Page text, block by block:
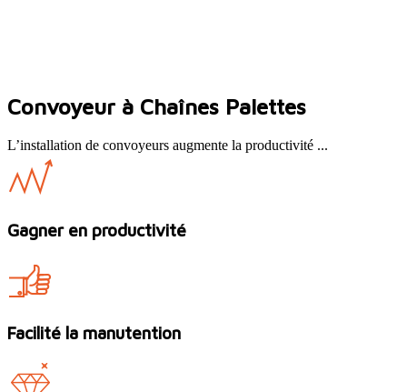
Convoyeur à Chaînes Palettes
L’installation de convoyeurs augmente la productivité ...
Gagner en productivité
Facilité la manutention